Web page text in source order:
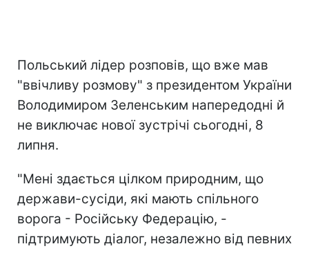
Польський лідер розповів, що вже мав
"ввічливу розмову" з президентом України
Володимиром Зеленським напередодні й
не виключає нової зустрічі сьогодні, 8
липня.
"Мені здається цілком природним, що
держави-сусіди, які мають спільного
ворога - Російську Федерацію, -
підтримують діалог, незалежно від певних